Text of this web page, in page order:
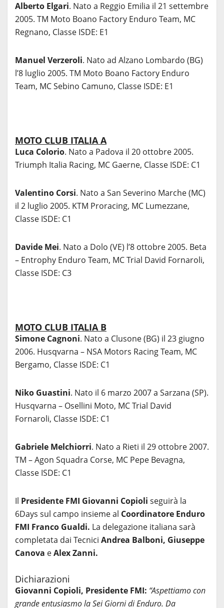
Alberto Elgari. Nato a Reggio Emilia il 21 settembre
2005. TM Moto Boano Factory Enduro Team, MC
Regnano, Classe ISDE: E1
Manuel Verzeroli. Nato ad Alzano Lombardo (BG)
l’8 luglio 2005. TM Moto Boano Factory Enduro
Team, MC Sebino Camuno, Classe ISDE: E1
MOTO CLUB ITALIA A
Luca Colorio. Nato a Padova il 20 ottobre 2005.
Triumph Italia Racing, MC Gaerne, Classe ISDE: C1
Valentino Corsi. Nato a San Severino Marche (MC)
il 2 luglio 2005. KTM Proracing, MC Lumezzane,
Classe ISDE: C1
Davide Mei. Nato a Dolo (VE) l’8 ottobre 2005. Beta
– Entrophy Enduro Team, MC Trial David Fornaroli,
Classe ISDE: C3
MOTO CLUB ITALIA B
Simone Cagnoni. Nato a Clusone (BG) il 23 giugno
2006. Husqvarna – NSA Motors Racing Team, MC
Bergamo, Classe ISDE: C1
Niko Guastini. Nato il 6 marzo 2007 a Sarzana (SP).
Husqvarna – Osellini Moto, MC Trial David
Fornaroli, Classe ISDE: C1
Gabriele Melchiorri. Nato a Rieti il 29 ottobre 2007.
TM – Agon Squadra Corse, MC Pepe Bevagna,
Classe ISDE: C1
Il Presidente FMI Giovanni Copioli seguirà la
6Days sul campo insieme al Coordinatore Enduro
FMI Franco Gualdi. La delegazione italiana sarà
completata dai Tecnici Andrea Balboni, Giuseppe
Canova eAlex Zanni.
Dichiarazioni
Giovanni Copioli, Presidente FMI: “Aspettiamo con
grande entusiasmo la Sei Giorni di Enduro. Da